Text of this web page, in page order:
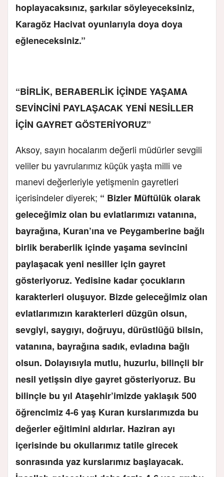
hoplayacaksınız, şarkılar söyleyeceksiniz,
Karagöz Hacivat oyunlarıyla doya doya
eğleneceksiniz.”
“BİRLİK, BERABERLİK İÇİNDE YAŞAMA
SEVİNCİNİ PAYLAŞACAK YENİ NESİLLER
İÇİN GAYRET GÖSTERİYORUZ”
Aksoy, sayın hocalarım değerli müdürler sevgili
veliler bu yavrularımız küçük yaşta milli ve
manevi değerleriyle yetişmenin gayretleri
içerisindeler diyerek; “ Bizler Müftülük olarak
geleceğimiz olan bu evlatlarımızı vatanına,
bayrağına, Kuran’ına ve Peygamberine bağlı
birlik beraberlik içinde yaşama sevincini
paylaşacak yeni nesiller için gayret
gösteriyoruz. Yedisine kadar çocukların
karakterleri oluşuyor. Bizde geleceğimiz olan
evlatlarımızın karakterleri düzgün olsun,
sevgiyi, saygıyı, doğruyu, dürüstlüğü bilsin,
vatanına, bayrağına sadık, evladına bağlı
olsun. Dolayısıyla mutlu, huzurlu, bilinçli bir
nesil yetişsin diye gayret gösteriyoruz. Bu
bilinçle bu yıl Ataşehir’imizde yaklaşık 500
öğrencimiz 4-6 yaş Kuran kurslarımızda bu
değerler eğitimini aldırlar. Haziran ayı
içerisinde bu okullarımız tatile girecek
sonrasında yaz kurslarımız başlayacak.